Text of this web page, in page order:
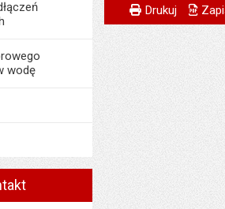
wodę
Odpowiedzialny
Drukuj